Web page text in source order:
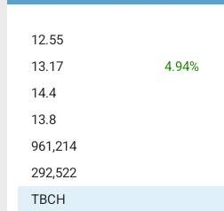
12.55
4.94%
13.17
14.4
13.8
961,214
292,522
TBCH